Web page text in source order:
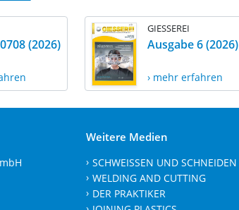
(2026)
GIESSEREI
Ausgabe 6 (2026)
› mehr erfahren
Weitere Medien
SCHWEISSEN UND SCHNEIDEN
WELDING AND CUTTING
DER PRAKTIKER